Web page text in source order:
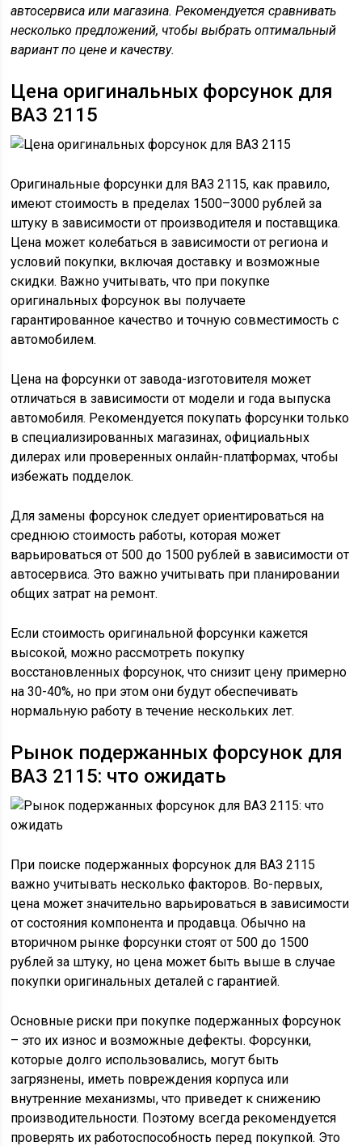
автосервиса или магазина. Рекомендуется сравнивать
несколько предложений, чтобы выбрать оптимальный
вариант по цене и качеству.
Цена оригинальных форсунок для
ВАЗ 2115
Оригинальные форсунки для ВАЗ 2115, как правило,
имеют стоимость в пределах 1500–3000 рублей за
штуку в зависимости от производителя и поставщика.
Цена может колебаться в зависимости от региона и
условий покупки, включая доставку и возможные
скидки. Важно учитывать, что при покупке
оригинальных форсунок вы получаете
гарантированное качество и точную совместимость с
автомобилем.
Цена на форсунки от завода-изготовителя может
отличаться в зависимости от модели и года выпуска
автомобиля. Рекомендуется покупать форсунки только
в специализированных магазинах, официальных
дилерах или проверенных онлайн-платформах, чтобы
избежать подделок.
Для замены форсунок следует ориентироваться на
среднюю стоимость работы, которая может
варьироваться от 500 до 1500 рублей в зависимости от
автосервиса. Это важно учитывать при планировании
общих затрат на ремонт.
Если стоимость оригинальной форсунки кажется
высокой, можно рассмотреть покупку
восстановленных форсунок, что снизит цену примерно
на 30-40%, но при этом они будут обеспечивать
нормальную работу в течение нескольких лет.
Рынок подержанных форсунок для
ВАЗ 2115: что ожидать
При поиске подержанных форсунок для ВАЗ 2115
важно учитывать несколько факторов. Во-первых,
цена может значительно варьироваться в зависимости
от состояния компонента и продавца. Обычно на
вторичном рынке форсунки стоят от 500 до 1500
рублей за штуку, но цена может быть выше в случае
покупки оригинальных деталей с гарантией.
Основные риски при покупке подержанных форсунок
– это их износ и возможные дефекты. Форсунки,
которые долго использовались, могут быть
загрязнены, иметь повреждения корпуса или
внутренние механизмы, что приведет к снижению
производительности. Поэтому всегда рекомендуется
проверять их работоспособность перед покупкой. Это